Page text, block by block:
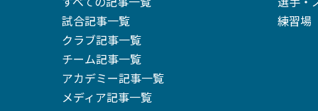
試合記事一覧
クラブ記事一覧
チーム記事一覧
アカデミー記事一覧
メディア記事一覧
練習場